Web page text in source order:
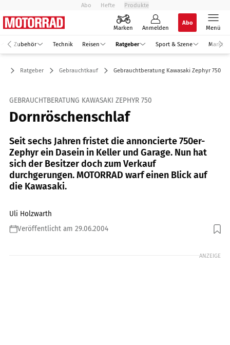
Abo Hefte Produkte
Marken Anmelden
Abo
Menü
Zubehör Technik Reisen Ratgeber Sport & Szene Markt
Ratgeber Gebrauchtkauf Gebrauchtberatung Kawasaki Zephyr 750
GEBRAUCHTBERATUNG KAWASAKI ZEPHYR 750
Dornröschenschlaf
Seit sechs Jahren fristet die annoncierte 750er-
Zephyr ein Dasein in Keller und Garage. Nun hat
sich der Besitzer doch zum Verkauf
durchgerungen. MOTORRAD warf einen Blick auf
die Kawasaki.
Uli Holzwarth
Veröffentlicht am 29.06.2004
ANZEIGE